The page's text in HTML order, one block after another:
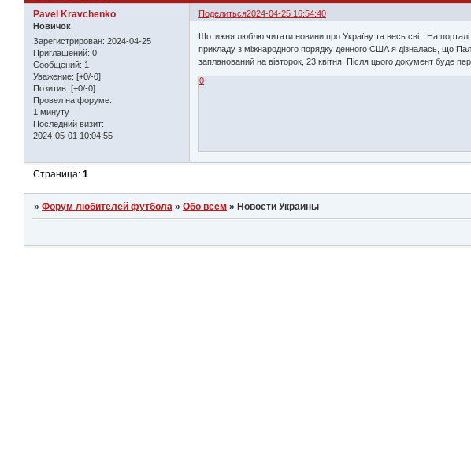
Поделиться2024-04-25 16:54:40
Pavel Kravchenko
Новичок
Зарегистрирован: 2024-04-25
Приглашений: 0
Сообщений: 1
Уважение: [+0/-0]
Позитив: [+0/-0]
Провел на форуме:
1 минуту
Последний визит:
2024-05-01 10:04:55
Щотижня люблю читати новини про Україну та весь світ. На
прикладу з міжнародного порядку денного США я дізналась, що
запланований на вівторок, 23 квітня. Після цього документ
0
Страница:1
»Форум любителей футбола »Обо всём » Новости Украины